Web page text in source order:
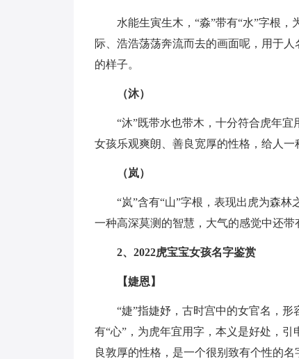
水能生寅生木，“淼”带有“水”字根
际、浩浩荡荡奔流而去的画面呢，用于
的样子。
（沐）
“沐”既带水也带木，十分符合虎年
女孩乐观爽朗、善良宽厚的性格，给人一
（岚）
“岚”含有“山”字根，表现出虎为森
一种高深莫测的智慧，大气的感觉中还带
2、2022虎宝宝女孩名字鉴赏
【婕恩】
“婕”指婕妤，古时宫中的女官名，
有“心”，为虎年宜用字，本义是好处，
良敦厚的性格，是一个很别致有个性的名